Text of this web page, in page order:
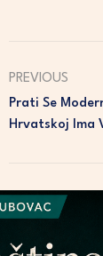
PREVIOUS
Prati Se
Hrvatskoj Ima